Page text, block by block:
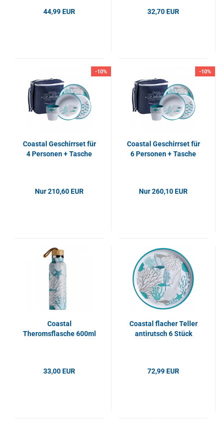
44,99 EUR 32,70 EUR
-10%
Coastal Geschirrset für
4 Personen + Tasche
Nur 210,60 EUR
-10%
Coastal Geschirrset für
6 Personen + Tasche
Nur 260,10 EUR
Coastal
Theromsflasche 600ml
33,00 EUR
Coastal flacher Teller
antirutsch 6 Stück
72,99 EUR